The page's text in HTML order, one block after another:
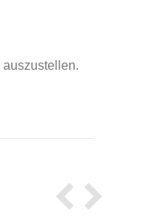
auszustellen.